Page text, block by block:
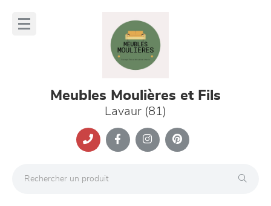
Meubles Moulières et Fils
Lavaur (81)